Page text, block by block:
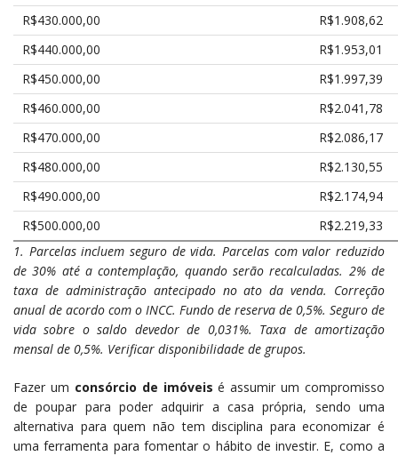
R$430.000,00
R$1.908,62
R$440.000,00
R$1.953,01
R$450.000,00
R$1.997,39
R$460.000,00
R$2.041,78
R$470.000,00
R$2.086,17
R$480.000,00
R$2.130,55
R$490.000,00
R$2.174,94
R$500.000,00
R$2.219,33
1. Parcelas incluem seguro de vida. Parcelas com valor reduzido
de 30% até a contemplação, quando serão recalculadas. 2% de
taxa de administração antecipado no ato da venda. Correção
anual de acordo com o INCC. Fundo de reserva de 0,5%. Seguro de
vida sobre o saldo devedor de 0,031%. Taxa de amortização
mensal de 0,5%. Verificar disponibilidade de grupos.
Fazer um consórcio de imóveis é assumir um compromisso
de poupar para poder adquirir a casa própria, sendo uma
alternativa para quem não tem disciplina para economizar é
uma ferramenta para fomentar o hábito de investir. E, como a